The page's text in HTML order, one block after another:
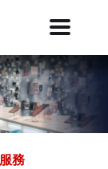
務